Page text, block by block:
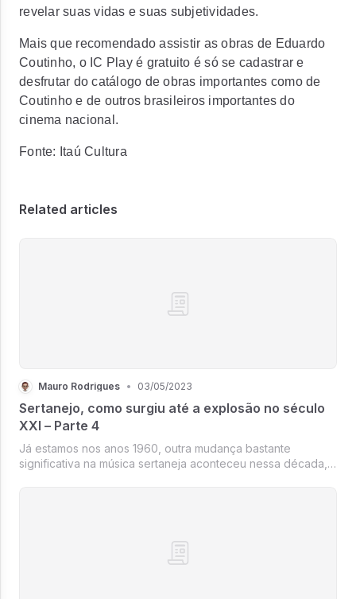
revelar suas vidas e suas subjetividades.
Mais que recomendado assistir as obras de Eduardo
Coutinho, o IC Play é gratuito é só se cadastrar e
desfrutar do catálogo de obras importantes como de
Coutinho e de outros brasileiros importantes do
cinema nacional.
Fonte: Itaú Cultura
Related articles
Mauro Rodrigues • 03/05/2023
Sertanejo, como surgiu até a explosão no século
XXI – Parte 4
Já estamos nos anos 1960, outra mudança bastante
significativa na música sertaneja aconteceu nessa década,